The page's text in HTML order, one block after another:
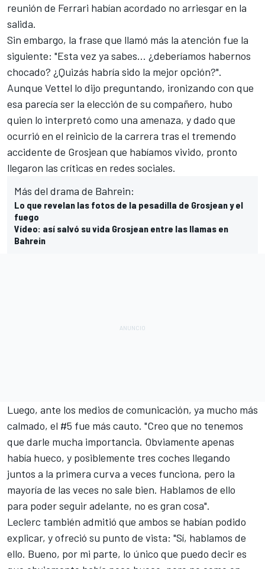
reunión de Ferrari habían acordado no arriesgar en la
salida.
Sin embargo, la frase que llamó más la atención fue la
siguiente: "Esta vez ya sabes... ¿deberíamos habernos
chocado? ¿Quizás habría sido la mejor opción?".
Aunque Vettel lo dijo preguntando, ironizando con que
esa parecía ser la elección de su compañero, hubo
quien lo interpretó como una amenaza, y dado que
ocurrió en el reinicio de la carrera tras el tremendo
accidente de Grosjean que habíamos vivido, pronto
llegaron las críticas en redes sociales.
Más del drama de Bahrein:
Lo que revelan las fotos de la pesadilla de Grosjean y el
fuego
Vídeo: así salvó su vida Grosjean entre las llamas en
Bahrein
Luego, ante los medios de comunicación, ya mucho más
calmado, el #5 fue más cauto. "Creo que no tenemos
que darle mucha importancia. Obviamente apenas
había hueco, y posiblemente tres coches llegando
juntos a la primera curva a veces funciona, pero la
mayoría de las veces no sale bien. Hablamos de ello
para poder seguir adelante, no es gran cosa".
Leclerc también admitió que ambos se habían podido
explicar, y ofreció su punto de vista: "Sí, hablamos de
ello. Bueno, por mi parte, lo único que puedo decir es